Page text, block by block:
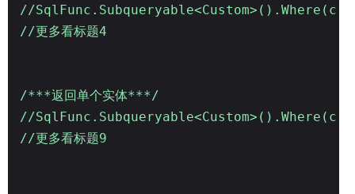
//
//更多看标题4
/***返回单个实体***/
//
//更多看标题9